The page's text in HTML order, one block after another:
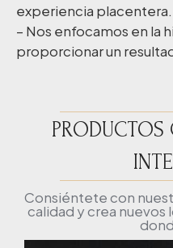
experiencia placentera.
– Nos enfocamos en la
proporcionar un
PRODUCTOS
Consiéntete con
calidad y crea nuevos